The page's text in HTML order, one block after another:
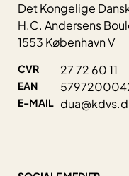
Det Kongelige
H.C. Andersens
1553 København V
CVR 27 72 60 11
EAN
E-MAIL